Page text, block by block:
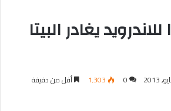
يغادر البيتا
0 1٬303 أقل من دقيقة